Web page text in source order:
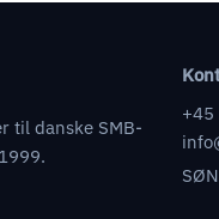
til danske SMB-